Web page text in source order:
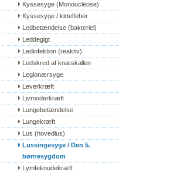
Kyssesyge (Monoucleose)
Kyssesyge / kirtelfeber
Ledbetændelse (bakteriel)
Leddegigt
Ledinfektion (reaktiv)
Ledskred af knæskallen
Legionærsyge
Leverkræft
Livmoderkræft
Lungebetændelse
Lungekræft
Lus (hovedlus)
Lussingesyge / Den 5.
børnesygdom
Lymfeknudekræft